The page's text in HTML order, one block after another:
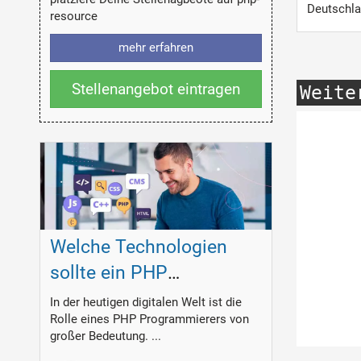
resource
mehr erfahren
Stellenangebot eintragen
Welche Technologien
sollte ein PHP
Programmierer
beherrschen?
In der heutigen digitalen Welt ist die
Rolle eines PHP Programmierers von
großer Bedeutung. ...